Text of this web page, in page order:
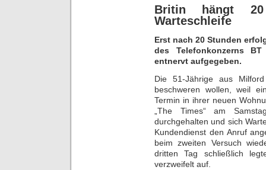
Britin hängt
Warteschleife
Erst nach 20 Stunden
des Telefonkonzerns
entnervt aufgegeben.
Die 51-Jährige aus
beschweren wollen, weil
Termin in ihrer neuen
„The Times“ am
durchgehalten und sich
Kundendienst den Anruf
beim zweiten Versuch
dritten Tag schließlich
verzweifelt auf.